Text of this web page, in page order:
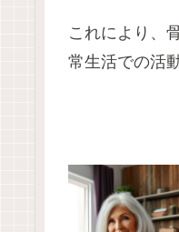
これにより、
常生活での活